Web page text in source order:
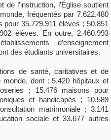
de l’instruction, l’Église soutient
fréquentés par 7.622.480
35.729.911 élèves ; 50.851
élèves. En outre, 2.460.993
d’enseignement
des étudiants universitaires.
de santé, caritatives et de
dont : 5.420 hôpitaux et
; 15.476 maisons pour
et handicapés ; 10.589
matrimoniale ; 3.141
sociale et 33.677 autres